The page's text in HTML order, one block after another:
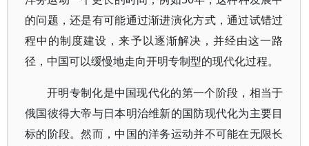
的问题，还是有可能通过渐进演化方式，通过试错过
程中的制度建设，来予以逐渐解决，并经由这一路
径，中国可以缓慢地走向开明专制型的现代化过程。
开明专制化是中国现代化的第一个阶段，相当于
俄国彼得大帝与日本明治维新的国防现代化为主要目
标的阶段。然而，中国的洋务运动并不可能在无限长